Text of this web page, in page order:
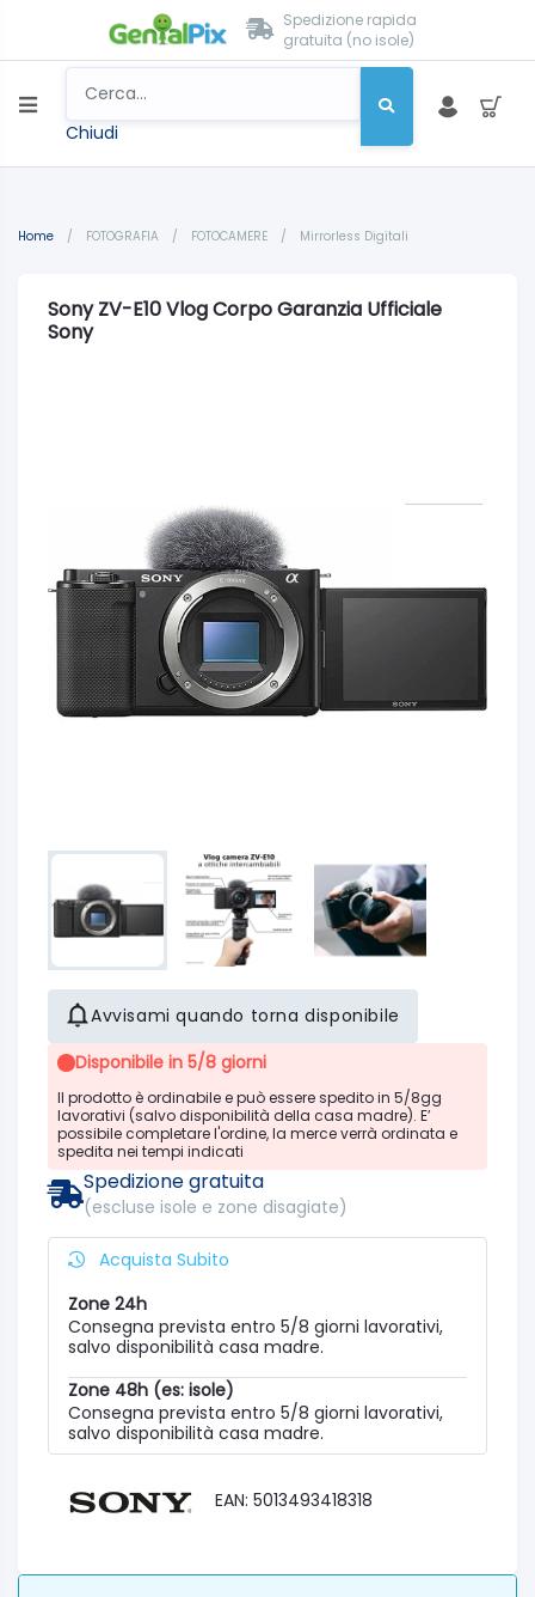
Spedizione rapida
gratuita (no isole)
Chiudi
Home / FOTOGRAFIA / FOTOCAMERE / Mirrorless Digitali
Sony ZV-E10 Vlog Corpo Garanzia Ufficiale
Sony
Avvisami quando torna disponibile
Disponibile in 5/8 giorni
Il prodotto è ordinabile e può essere spedito in 5/8gg
lavorativi (salvo disponibilità della casa madre). E’
possibile completare l'ordine, la merce verrà ordinata e
spedita nei tempi indicati
Spedizione gratuita
(escluse isole e zone disagiate)
Acquista Subito
Zone 24h
Consegna prevista entro 5/8 giorni lavorativi,
salvo disponibilità casa madre.
Zone 48h (es: isole)
Consegna prevista entro 5/8 giorni lavorativi,
salvo disponibilità casa madre.
EAN: 5013493418318